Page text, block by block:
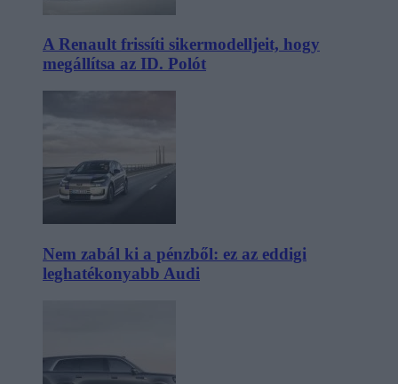
A Renault frissíti sikermodelljeit, hogy
megállítsa az ID. Polót
Nem zabál ki a pénzből: ez az eddigi
leghatékonyabb Audi